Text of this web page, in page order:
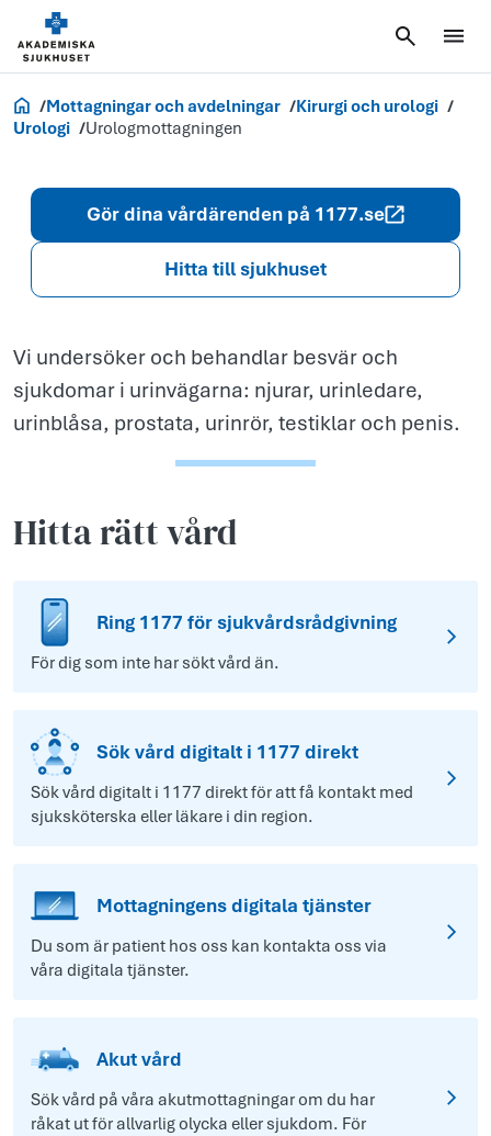
Akademiska.se
Mottagningar och avdelningar
Kirurgi och urologi
Urologi
Urologmottagningen
Gör dina vårdärenden på 1177.se
Hitta till sjukhuset
Vi undersöker och behandlar besvär och
sjukdomar i urinvägarna: njurar, urinledare,
urinblåsa, prostata, urinrör, testiklar och penis.
Hitta rätt vård
Ring 1177 för sjukvårdsrådgivning
För dig som inte har sökt vård än.
Sök vård digitalt i 1177 direkt
Sök vård digitalt i 1177 direkt för att få kontakt med
sjuksköterska eller läkare i din region.
Mottagningens digitala tjänster
Du som är patient hos oss kan kontakta oss via
våra digitala tjänster.
Akut vård
Sök vård på våra akutmottagningar om du har
råkat ut för allvarlig olycka eller sjukdom. För